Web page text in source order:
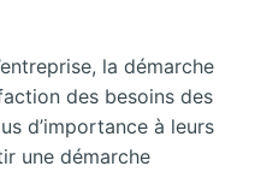
la démarche
des besoins des
d’importance à leurs
une démarche